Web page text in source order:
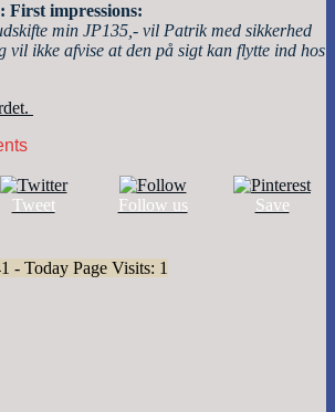
First impressions:
min JP135,- vil Patrik med sikkerhed
vil ikke afvise at den på sigt kan flytte ind hos
Tweet Follow us Save
- Today Page Visits: 1